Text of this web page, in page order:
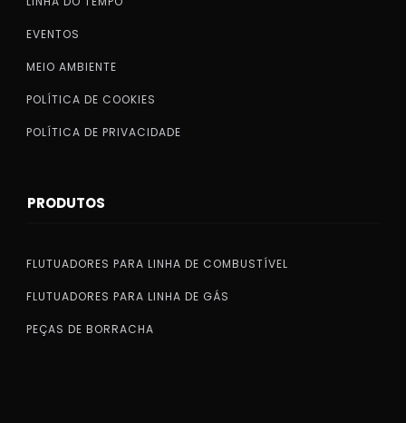
EVENTOS
MEIO AMBIENTE
POLÍTICA DE COOKIES
POLÍTICA DE PRIVACIDADE
PRODUTOS
FLUTUADORES PARA LINHA DE COMBUSTÍVEL
FLUTUADORES PARA LINHA DE GÁS
PEÇAS DE BORRACHA